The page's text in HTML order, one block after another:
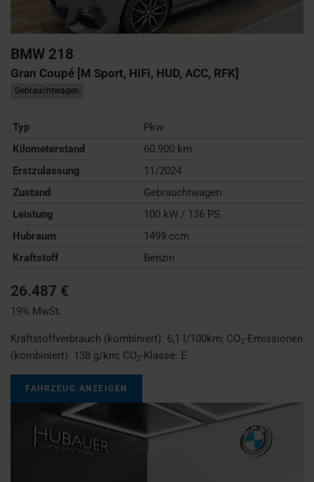
BMW 218
Gran Coupé [M Sport, HiFi, HUD, ACC, RFK]
Gebrauchtwagen
Typ
Pkw
Kilometerstand
60.900 km
Erstzulassung
11/2024
Zustand
Gebrauchtwagen
Leistung
100 kW / 136 PS
Hubraum
1499 ccm
Kraftstoff
Benzin
26.487 €
19% MwSt.
Kraftstoffverbrauch (kombiniert): 6,1 l/100km; CO2-Emissionen
(kombiniert): 138 g/km; CO2-Klasse: E
FAHRZEUG ANZEIGEN